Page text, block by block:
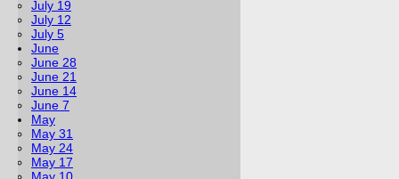
July 19
July 12
July 5
June
June 28
June 21
June 14
June 7
May
May 31
May 24
May 17